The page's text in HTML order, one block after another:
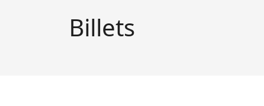
Billets